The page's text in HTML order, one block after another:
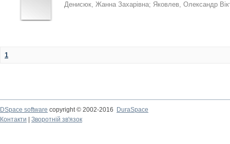
Денисюк, Жанна Захарівна; Яковлев, Олександр
1
DSpace software copyright © 2002-2016
DuraSpace
Контакти
Зворотній зв'язок